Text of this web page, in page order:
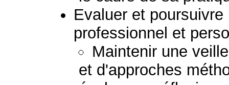
Evaluer et
professionnel et
Maintenir une
et d'approches